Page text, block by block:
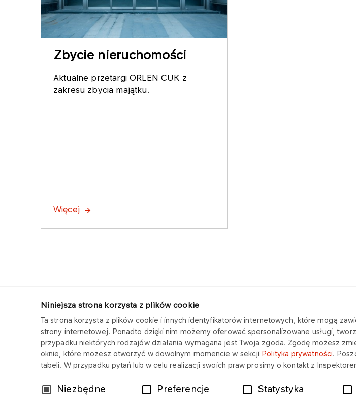
Niniejsza strona korzysta z plików cookie
Ta strona korzysta z plików cookie i innych identyfikatorów internetowych, które mogą
strony internetowej. Ponadto dzięki nim możemy oferować spersonalizowane usługi,
przypadku niektórych rodzajów działania wymagana jest Twoja zgoda. Zgodę możesz
oknie, które możesz otworzyć w dowolnym momencie w sekcji Polityka prywatności.
tabeli. W przypadku pytań lub w celu realizacji swoich praw prosimy o kontakt z
WybórNiezbędne Preferencje Statystyka
Zbycie nieruchomości
Aktualne przetargi ORLEN CUK z
zakresu zbycia majątku.
Więcej
ORLEN CUK
Copyright © 2025
Wszystkie prawa zastrzeżone
SKONTAKTUJ SIĘ Z
Sekretariat
Rzecznik Prasowy